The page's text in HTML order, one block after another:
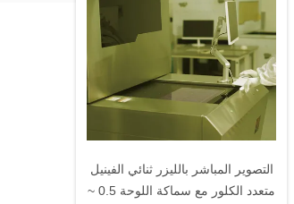
التصوير المباشر بالليزر ثنائي الفينيل
متعدد الكلور مع سماكة اللوحة 0.5 ~